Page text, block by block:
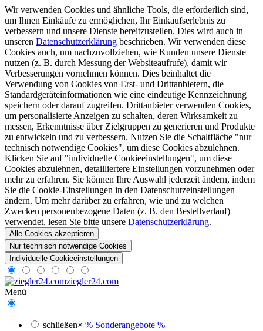
Wir verwenden Cookies und ähnliche Tools, die erforderlich sind,
um Ihnen Einkäufe zu ermöglichen, Ihr Einkaufserlebnis zu
verbessern und unsere Dienste bereitzustellen. Dies wird auch in
unseren Datenschutzerklärung beschrieben. Wir verwenden diese
Cookies auch, um nachzuvollziehen, wie Kunden unsere Dienste
nutzen (z. B. durch Messung der Websiteaufrufe), damit wir
Verbesserungen vornehmen können. Dies beinhaltet die
Verwendung von Cookies von Erst- und Drittanbietern, die
Standardgeräteinformationen wie eine eindeutige Kennzeichnung
speichern oder darauf zugreifen. Drittanbieter verwenden Cookies,
um personalisierte Anzeigen zu schalten, deren Wirksamkeit zu
messen, Erkenntnisse über Zielgruppen zu generieren und Produkte
zu entwickeln und zu verbessern. Nutzen Sie die Schaltfläche "nur
technisch notwendige Cookies", um diese Cookies abzulehnen.
Klicken Sie auf "individuelle Cookieeinstellungen", um diese
Cookies abzulehnen, detailliertere Einstellungen vorzunehmen oder
mehr zu erfahren. Sie können Ihre Auswahl jederzeit ändern, indem
Sie die Cookie-Einstellungen in den Datenschutzeinstellungen
ändern. Um mehr darüber zu erfahren, wie und zu welchen
Zwecken personenbezogene Daten (z. B. den Bestellverlauf)
verwendet, lesen Sie bitte unsere Datenschutzerklärung.
Alle Cookies akzeptieren
Nur technisch notwendige Cookies
Individuelle Cookieeinstellungen
ziegler24.com
Menü
schließen× % Sonderangebote %